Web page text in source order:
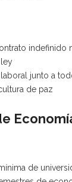
indefinido
junto a
de paz
de